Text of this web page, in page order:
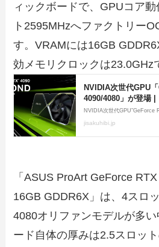
ィックボードで、GPUコア
ト2595MHzへファクトリー
す。VRAMには16GB
効メモリクロックは23.0GHz
「ASUS ProArt GeForce
16GB GDDR6X」は、4スロ
4080オリファンモデルが多
ード自体の厚みは2.5スロッ